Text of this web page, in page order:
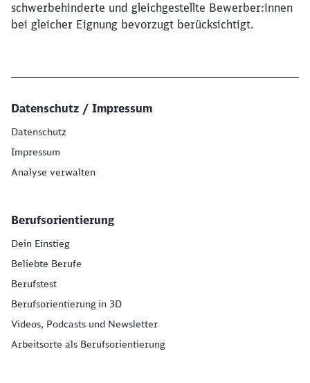
schwerbehinderte und gleichgestellte Bewerber:innen
bei gleicher Eignung bevorzugt berücksichtigt.
Datenschutz / Impressum
Datenschutz
Impressum
Analyse verwalten
Berufsorientierung
Dein Einstieg
Beliebte Berufe
Berufstest
Berufsorientierung in 3D
Videos, Podcasts und Newsletter
Arbeitsorte als Berufsorientierung